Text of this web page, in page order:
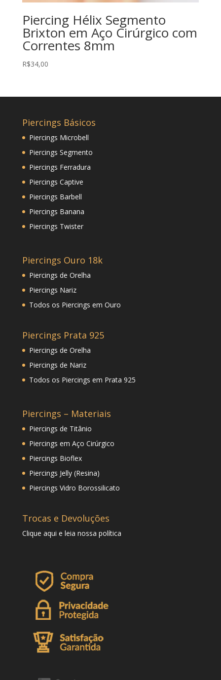
Piercing Hélix Segmento
Brixton em Aço Cirúrgico com
Correntes 8mm
R$34,00
Piercings Básicos
Piercings Microbell
Piercings Segmento
Piercings Ferradura
Piercings Captive
Piercings Barbell
Piercings Banana
Piercings Twister
Piercings Ouro 18k
Piercings de Orelha
Piercings Nariz
Todos os Piercings em Ouro
Piercings Prata 925
Piercings de Orelha
Piercings de Nariz
Todos os Piercings em Prata 925
Piercings – Materiais
Piercings de Titânio
Piercings em Aço Cirúrgico
Piercings Bioflex
Piercings Jelly (Resina)
Piercings Vidro Borossilicato
Trocas e Devoluções
Clique aqui e leia nossa política